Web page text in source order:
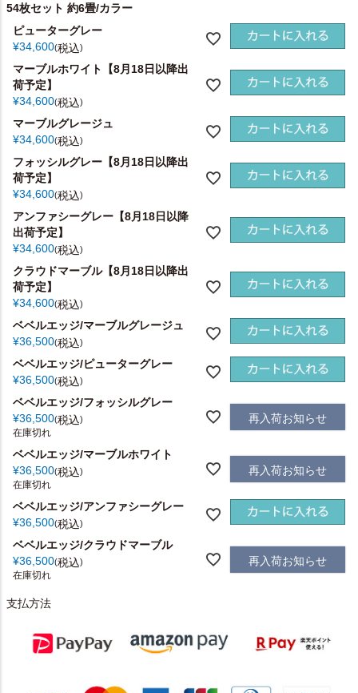
54枚セット 約6畳/カラー
ピューターグレー
¥34,600 税込
マーブルホワイト【8月18日以降出
荷予定】
¥34,600 税込
マーブルグレージュ
¥34,600 税込
フォッシルグレー【8月18日以降出
荷予定】
¥34,600 税込
アンファシーグレー【8月18日以降
出荷予定】
¥34,600 税込
クラウドマーブル【8月18日以降出
荷予定】
¥34,600 税込
ベベルエッジ/マーブルグレージュ
¥36,500 税込
ベベルエッジ/ピューターグレー
¥36,500 税込
ベベルエッジ/フォッシルグレー
¥36,500 税込
在庫切れ
再入荷お知らせ
ベベルエッジ/マーブルホワイト
¥36,500 税込
在庫切れ
再入荷お知らせ
ベベルエッジ/アンファシーグレー
¥36,500 税込
ベベルエッジ/クラウドマーブル
¥36,500 税込
在庫切れ
再入荷お知らせ
支払方法